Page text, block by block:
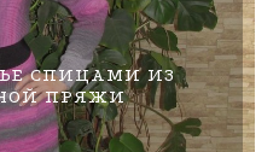
СПИЦАМИ ИЗ
ПРЯЖИ